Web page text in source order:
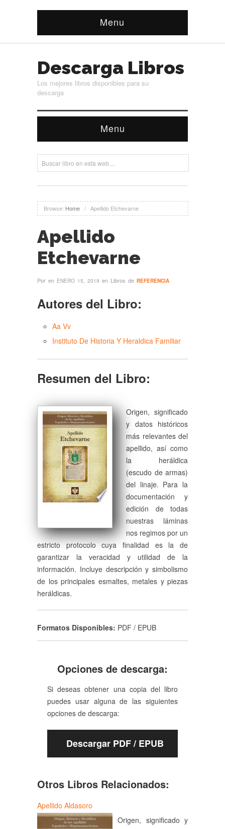
Menu
Descarga Libros
Los mejores libros disponibles para su
descarga
Menu
Browse: Home / Apellido Etchevarne
Apellido
Etchevarne
Por en ENERO 15, 2019 en Libros de REFERENCIA
Autores del Libro:
Aa Vv
Instituto De Historia Y Heraldica Familiar
Resumen del Libro:
Origen, significado
y datos históricos
más relevantes del
apellido, así como
la heráldica
(escudo de armas)
del linaje. Para la
documentación y
edición de todas
nuestras láminas
nos regimos por un
estricto protocolo cuya finalidad es la de
garantizar la veracidad y utilidad de la
información. Incluye descripción y simbolismo
de los principales esmaltes, metales y piezas
heráldicas.
Formatos Disponibles: PDF / EPUB
Opciones de descarga:
Si deseas obtener una copia del libro
puedes usar alguna de las siguientes
opciones de descarga:
Descargar PDF / EPUB
Otros Libros Relacionados:
Apellido Aldasoro
Origen, significado y